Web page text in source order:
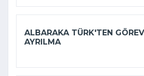
ALBARAKA TÜRK'TEN
AYRILMA